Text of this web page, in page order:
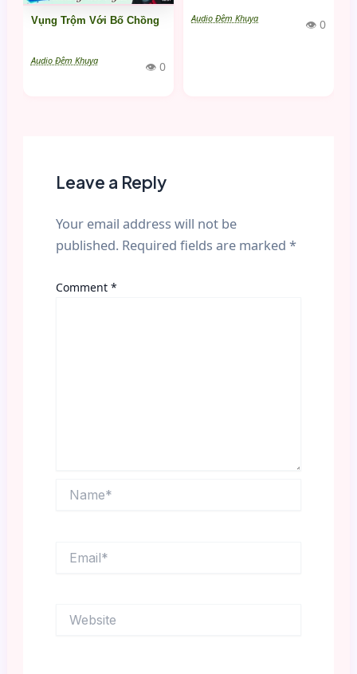
Vụng Trộm Với Bố Chồng
Audio Đêm Khuya 👁 0
Audio Đêm Khuya 👁 0
Leave a Reply
Your email address will not be
published. Required fields are marked *
Comment *